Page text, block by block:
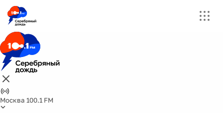
Москва 100.1 FM